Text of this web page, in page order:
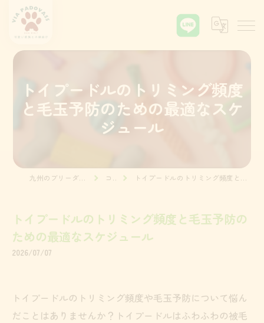
トイプードルのトリミング頻度
と毛玉予防のための最適なスケ
ジュール
コラム トイプードルのトリミング頻度と毛玉予防のための最適なスケジュール
トイプードルのトリミング頻度と毛玉予防の
ための最適なスケジュール
2026/07/07
トイプードルのトリミング頻度や毛玉予防について悩ん
だことはありませんか？トイプードルはふわふわの被毛